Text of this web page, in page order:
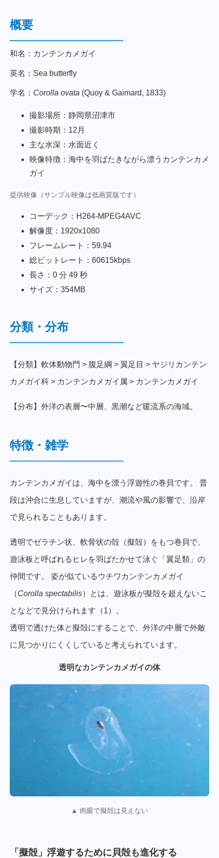
概要
和名：カンテンカメガイ
英名：Sea butterfly
学名： Corolla ovata (Quoy & Gaimard, 1833)
撮影場所：静岡県沼津市
撮影時期：12月
主な水深：水面近く
映像特徴：海中を羽ばたきながら漂うカンテンカメ
ガイ
提供映像（サンプル映像は低画質版です）
コーデック：H264-MPEG4AVC
解像度：1920x1080
フレームレート：59.94
総ビットレート：60615kbps
長さ：0 分 49 秒
サイズ：354MB
分類・分布
【分類】軟体動物門 > 腹足綱 > 翼足目 > ヤジリカンテン
カメガイ科 > カンテンカメガイ属 > カンテンカメガイ
【分布】外洋の表層〜中層、黒潮など暖流系の海域。
特徴・雑学
カンテンカメガイは、海中を漂う浮遊性の巻貝です。 普
段は沖合に生息していますが、潮流や風の影響で、沿岸
で見られることもあります。
透明でゼラチン状、軟骨状の殻（擬殻）をもつ巻貝で、
遊泳板と呼ばれるヒレを羽ばたかせて泳ぐ「翼足類」の
仲間です。 姿が似ているウチワカンテンカメガイ
（Corolla spectabilis）とは、遊泳板が擬殻を超えないこ
となどで見分けられます（1）。
透明で透けた体と擬殻にすることで、外洋の中層で外敵
に見つかりにくくしていると考えられています。
透明なカンテンカメガイの体
▲ 肉眼で擬殻は見えない
「擬殻」浮遊するために貝殻も進化する